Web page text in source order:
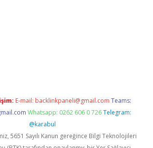
E-mail: backlinkpaneli@gmail.com Teams:
Whatsapp: 0262 606 0 726 Telegram:
@karabul
5651 Sayılı Kanun gereğince Bilgi Teknolojileri